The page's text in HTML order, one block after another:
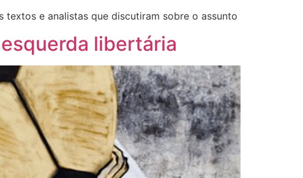
e analistas que discutiram sobre o assunto
libertária